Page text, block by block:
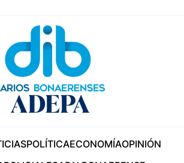
POLÍTICAECONOMÍAOPINIÓN